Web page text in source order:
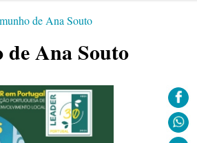
de Ana Souto
de Ana Souto